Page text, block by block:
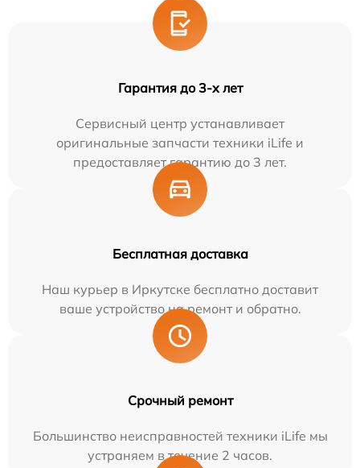
Гарантия до 3-х лет
Сервисный центр устанавливает
оригинальные запчасти техники iLife и
предоставляет гарантию до 3 лет.
Бесплатная доставка
Наш курьер в Иркутске бесплатно доставит
ваше устройство на ремонт и обратно.
Срочный ремонт
Большинство неисправностей техники iLife мы
устраняем в течение 2 часов.